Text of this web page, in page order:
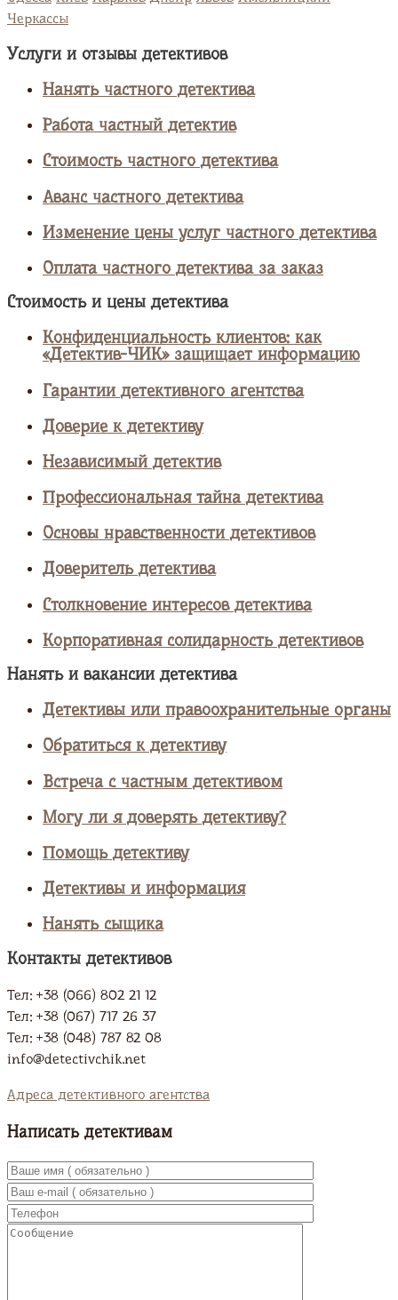
Черкассы
Услуги и отзывы детективов
Нанять частного детектива
Работа частный детектив
Стоимость частного детектива
Аванс частного детектива
Изменение цены услуг частного детектива
Оплата частного детектива за заказ
Стоимость и цены детектива
Конфиденциальность клиентов: как
«Детектив-ЧИК» защищает информацию
Гарантии детективного агентства
Доверие к детективу
Независимый детектив
Профессиональная тайна детектива
Основы нравственности детективов
Доверитель детектива
Столкновение интересов детектива
Корпоративная солидарность детективов
Нанять и вакансии детектива
Детективы или правоохранительные органы
Обратиться к детективу
Встреча с частным детективом
Могу ли я доверять детективу?
Помощь детективу
Детективы и информация
Нанять сыщика
Контакты детективов
Тел: +38 (066) 802 21 12
Тел: +38 (067) 717 26 37
Тел: +38 (048) 787 82 08
info@detectivchik.net
Адреса детективного агентства
Написать детективам